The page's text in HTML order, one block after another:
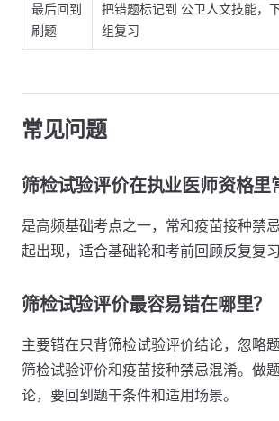
最后回到
刷题
把错题标记到 公卫人文技能，
组复习
常见问题
筛检试验评价在执业医师资格里
是高频基础考点之一，常和疫苗接种禁
起出现，适合基础轮和考前回顾反复复习
筛检试验评价最容易错在哪里？
主要错在只背筛检试验评价结论，忽略
筛检试验评价和疫苗接种禁忌混淆。做
论，要回到题干条件和适用场景。